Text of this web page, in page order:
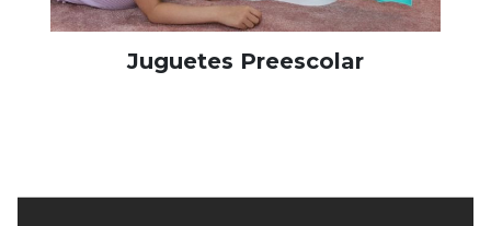
Juguetes Preescolar